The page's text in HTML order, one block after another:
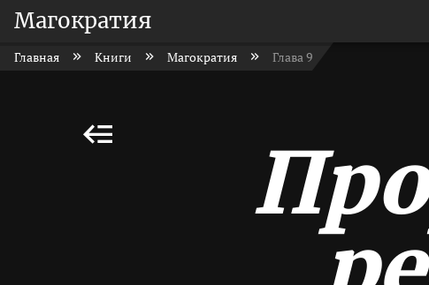
Магократия
Главная Книги Магократия Глава 9